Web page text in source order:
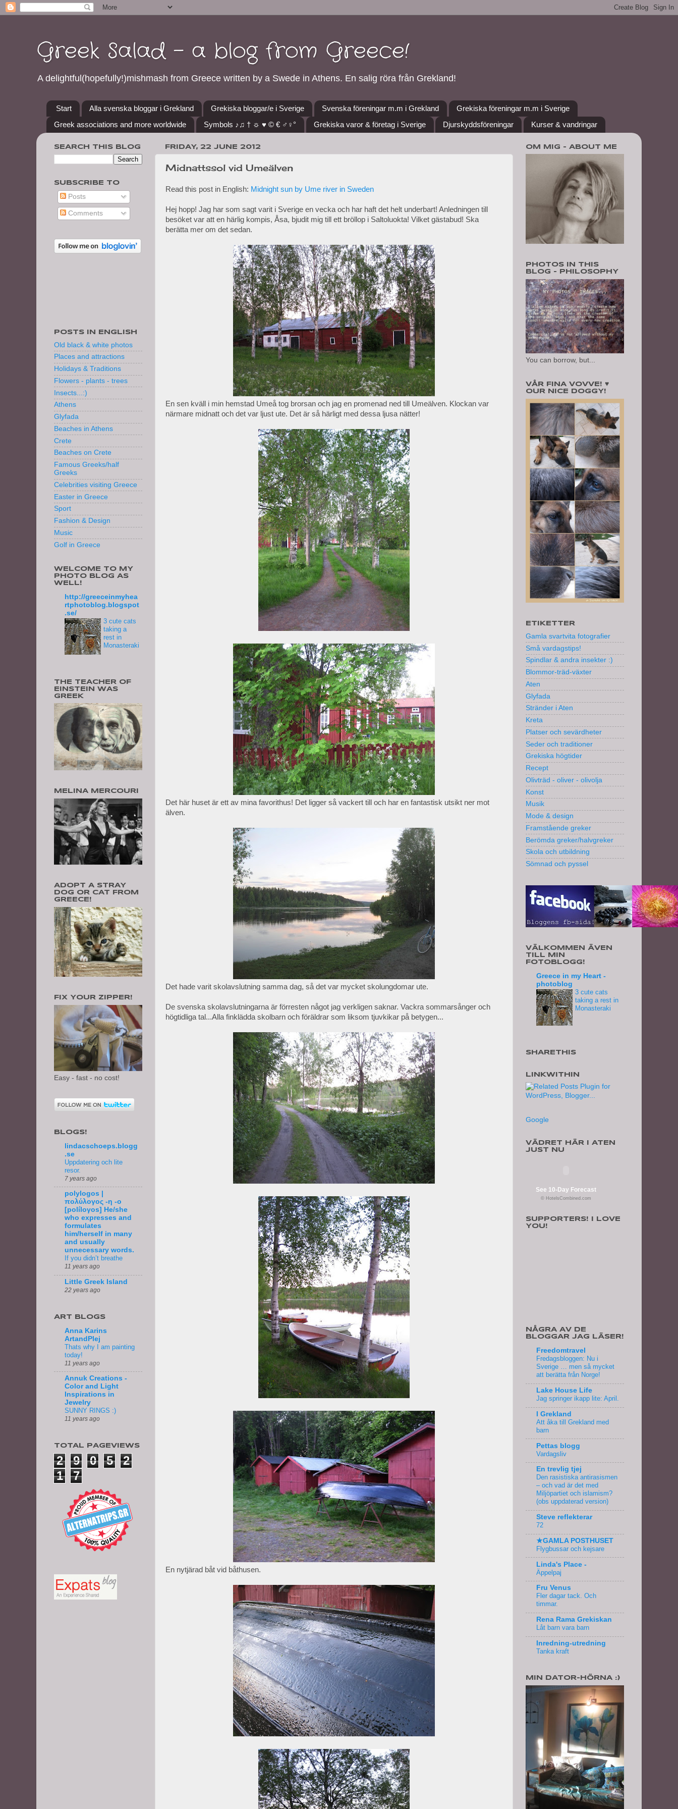
Greek Salad - a blog from Greece!
A delightful(hopefully!)mishmash from Greece written by a Swede in Athens. En salig röra från Grekland!
Start Alla svenska bloggar i Grekland Grekiska bloggar/e i Sverige Svenska föreningar m.m i Grekland
Grekiska föreningar m.m i Sverige
Greek associations and more worldwide
Symbols ♪♫ † ☼ ♥ © € ♂♀° Grekiska varor & företag i Sverige Djurskyddsföreningar Kurser & vandringar
FRIDAY, 22 JUNE 2012
Midnattssol vid Umeälven
Read this post in English: Midnight sun by Ume river in Sweden
Hej hopp! Jag har som sagt varit i Sverige en vecka och har haft det helt underbart! Anledningen till
besöket var att en härlig kompis, Åsa, bjudit mig till ett bröllop i Saltoluokta! Vilket gästabud! Ska
berätta mer om det sedan.
En sen kväll i min hemstad Umeå tog brorsan och jag en promenad ned till Umeälven. Klockan var
närmare midnatt och det var ljust ute. Det är så härligt med dessa ljusa nätter!
Det här huset är ett av mina favorithus! Det ligger så vackert till och har en fantastisk utsikt ner mot
älven.
Det hade varit skolavslutning samma dag, så det var mycket skolungdomar ute.
De svenska skolavslutningarna är förresten något jag verkligen saknar. Vackra sommarsånger och
högtidliga tal...Alla finklädda skolbarn och föräldrar som liksom tjuvkikar på betygen...
En nytjärad båt vid båthusen.
SEARCH THIS BLOG
SUBSCRIBE TO
Posts
Comments
POSTS IN ENGLISH
Old black & white photos
Places and attractions
Holidays & Traditions
Flowers - plants - trees
Insects...:)
Athens
Glyfada
Beaches in Athens
Crete
Beaches on Crete
Famous Greeks/half
Greeks
Celebrities visiting Greece
Easter in Greece
Sport
Fashion & Design
Music
Golf in Greece
WELCOME TO MY
PHOTO BLOG AS
WELL!
http://greeceinmyhea
rtphotoblog.blogspot
.se/
3 cute cats
taking a
rest in
Monasteraki
THE TEACHER OF
EINSTEIN WAS
GREEK
MELINA MERCOURI
ADOPT A STRAY
DOG OR CAT FROM
GREECE!
FIX YOUR ZIPPER!
Easy - fast - no cost!
BLOGS!
lindacschoeps.blogg
.se
Uppdatering och lite
resor.
7 years ago
polylogos |
πολύλογος -η -ο
[políloγos] He/she
who expresses and
formulates
him/herself in many
and usually
unnecessary words.
If you didn’t breathe
11 years ago
Little Greek Island
22 years ago
ART BLOGS
Anna Karins
ArtandPlej
Thats why I am painting
today!
11 years ago
Annuk Creations -
Color and Light
Inspirations in
Jewelry
SUNNY RINGS :)
11 years ago
TOTAL PAGEVIEWS
2 9 0 5
2
1
7
OM MIG - ABOUT ME
PHOTOS IN THIS
BLOG - PHILOSOPHY
You can borrow, but...
VÅR FINA VOVVE! ♥
OUR NICE DOGGY!
ETIKETTER
Gamla svartvita fotografier
Små vardagstips!
Spindlar & andra insekter :)
Blommor-träd-växter
Aten
Glyfada
Stränder i Aten
Kreta
Platser och sevärdheter
Seder och traditioner
Grekiska högtider
Recept
Olivträd - oliver - olivolja
Konst
Musik
Mode & design
Framstående greker
Berömda greker/halvgreker
Skola och utbildning
Sömnad och pyssel
VÄLKOMMEN ÄVEN
TILL MIN
FOTOBLOGG!
Greece in my Heart -
photoblog
3 cute cats
taking a rest in
Monasteraki
SHARETHIS
LINKWITHIN
Google
VÄDRET HÄR I ATEN
JUST NU
See 10-Day Forecast
© HotelsCombined.com
SUPPORTERS! I LOVE
YOU!
NÅGRA AV DE
BLOGGAR JAG LÄSER!
Freedomtravel
Fredagsbloggen: Nu i
Sverige … men så mycket
att berätta från Norge!
Lake House Life
Jag springer ikapp lite: April.
I Grekland
Att åka till Grekland med
barn
Pettas blogg
Vardagsliv
En trevlig tjej
Den rasistiska antirasismen
– och vad är det med
Miljöpartiet och islamism?
(obs uppdaterad version)
Steve reflekterar
72
★GAMLA POSTHUSET
Flygbussar och kejsare
Linda's Place -
Äppelpaj
Fru Venus
Fler dagar tack. Och
timmar.
Rena Rama Grekiskan
Låt barn vara barn
Inredning-utredning
Tanka kraft
MIN DATOR-HÖRNA :)